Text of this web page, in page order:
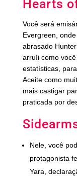
Hearts
Você será
Evergreen,
abrasado
arruíi como
estatísticas,
Aceite como
mais castigar
praticada por
Nele, você
protagonista
Yara,